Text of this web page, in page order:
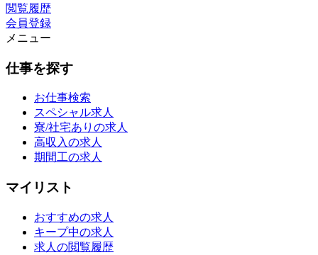
閲覧履歴
会員登録
メニュー
仕事を探す
お仕事検索
スペシャル求人
寮/社宅ありの求人
高収入の求人
期間工の求人
マイリスト
おすすめの求人
キープ中の求人
求人の閲覧履歴